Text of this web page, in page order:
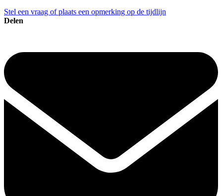
Stel een vraag of plaats een opmerking op de tijdlijn
Delen